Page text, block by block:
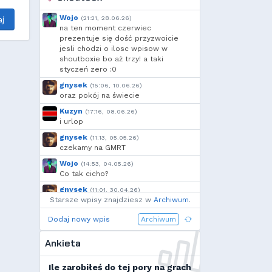
szynka
moeglich
Krzysiek1250, h..., exigo
xVANiLL
Wojo (21:21, 28.06.26)
na ten moment czerwiec
prezentuje się dość przyzwoicie
jesli chodzi o ilosc wpisow w
shoutboxie bo aż trzy! a taki
styczeń zero :0
gnysek (15:06, 10.06.26)
oraz pokój na świecie
Kuzyn (17:16, 08.06.26)
i urlop
gnysek (11:13, 05.05.26)
czekamy na GMRT
Wojo (14:53, 04.05.26)
Co tak cicho?
gnysek (11:01, 30.04.26)
Grill panie, grill.
Wojo
(14:18, 29.04.26)
Jak planujecie spędzić najbliższą
Ja zainstalowałem sobie Linux mint
Starsze wpisy znajdziesz w Archiwum.
Dodaj nowy wpis Archiwum
Ankieta
Ile zarobiłeś do tej pory na grach